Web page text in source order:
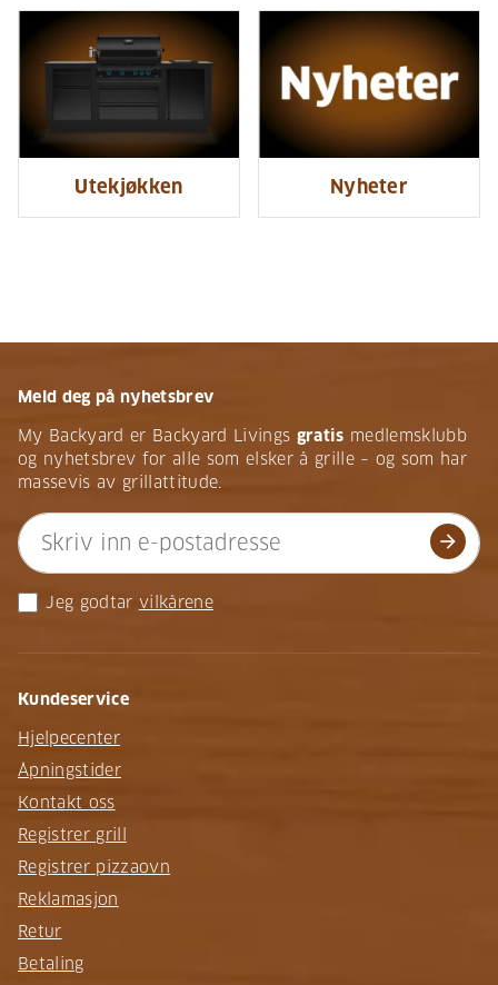
Utekjøkken Nyheter
Meld deg på nyhetsbrev
My Backyard er Backyard Livings gratis medlemsklubb
og nyhetsbrev for alle som elsker å grille – og som har
massevis av grillattitude.
arrow_forward
Jeg godtar vilkårene
Kundeservice
Hjelpecenter
Åpningstider
Kontakt oss
Registrer grill
Registrer pizzaovn
Reklamasjon
Retur
Betaling